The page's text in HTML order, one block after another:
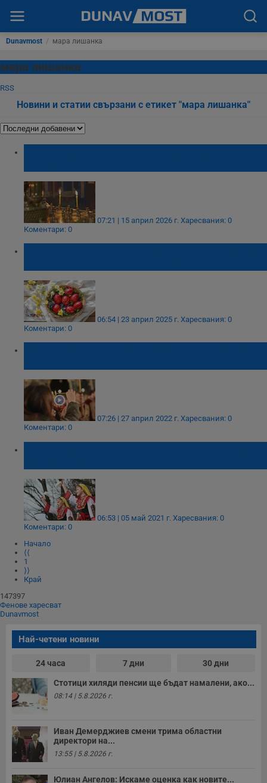
Dunavmost / мара лишанка
мара лишанка
RSS
Новини и статии свързани с етикет "мара лишанка"
07:21 | 15 април 2026 г. Харесвания: 0
Коментари: 0
06:54 | 23 април 2025 г. Харесвания: 0
Коментари: 0
07:26 | 27 април 2022 г. Харесвания: 0
Коментари: 0
06:53 | 05 май 2021 г. Харесвания: 0
Коментари: 0
Начало
⟨⟨
1
⟩⟩
Край
147397
Фенове харесват
Dunavmost
Най-четени новини
24 часа 7 дни 30 дни
Стотици хиляди пенсии ще бъдат намалени, ако...
08:14 | 5.8.2026 г.
Иван Демерджиев смени трима областни
директори на...
13:55 | 5.8.2026 г.
Юлиан Ангелов: Искаме оценка как новите...